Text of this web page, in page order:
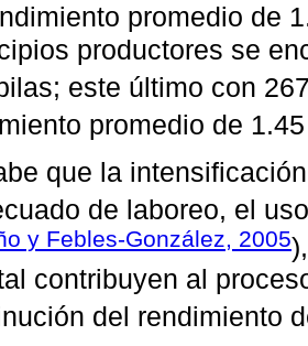
promedio de
productores se
este último con
promedio de
que la
de laboreo, el
y Febles-González, 2005
contribuyen al
del rendimiento